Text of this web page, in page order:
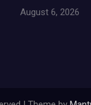
August 6, 2026